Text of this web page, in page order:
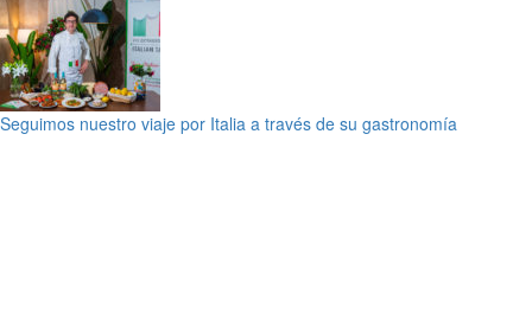
Seguimos nuestro viaje por Italia a través de su gastronomía